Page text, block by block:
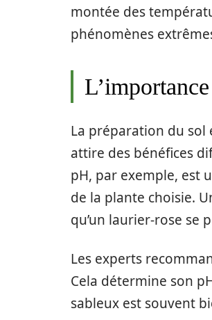
montée des
phénomènes
La préparation du sol
attire des bénéfices
pH, par exemple, est
de la plante choisie.
qu’un laurier-rose se
Les experts
Cela détermine son
sableux est souvent